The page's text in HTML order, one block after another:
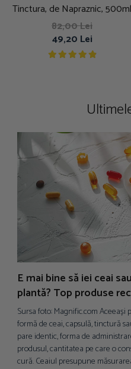
Tinctura, de Napraznic, 500ml
82,00 Lei
49,20 Lei
E mai bine să iei ceai
plantă? Top produse
Sursa foto: Magnific.com
formă de ceai, capsulă, tinctură
pare identic, forma de
produsul, cantitatea pe care o
cură. Ceaiul presupune